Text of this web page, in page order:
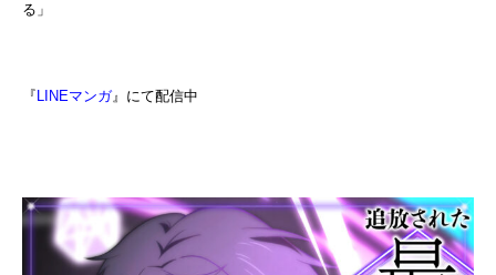
る」
『 LINEマンガ』にて配信中